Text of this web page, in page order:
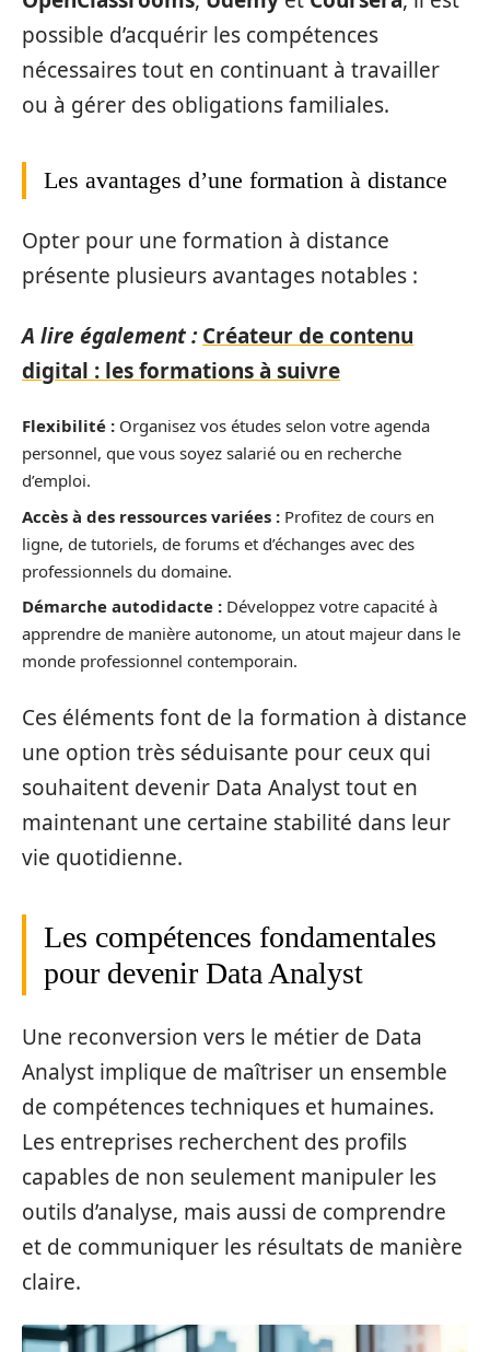
possible d’acquérir les compétences
nécessaires tout en continuant à travailler
ou à gérer des obligations familiales.
Les avantages d’une formation à distance
Opter pour une formation à distance
présente plusieurs avantages notables :
A lire également : Créateur de contenu
digital : les formations à suivre
Flexibilité : Organisez vos études selon votre agenda
personnel, que vous soyez salarié ou en recherche
d’emploi.
Accès à des ressources variées : Profitez de cours en
ligne, de tutoriels, de forums et d’échanges avec des
professionnels du domaine.
Démarche autodidacte : Développez votre capacité à
apprendre de manière autonome, un atout majeur dans le
monde professionnel contemporain.
Ces éléments font de la formation à distance
une option très séduisante pour ceux qui
souhaitent devenir Data Analyst tout en
maintenant une certaine stabilité dans leur
vie quotidienne.
Les compétences fondamentales
pour devenir Data Analyst
Une reconversion vers le métier de Data
Analyst implique de maîtriser un ensemble
de compétences techniques et humaines.
Les entreprises recherchent des profils
capables de non seulement manipuler les
outils d’analyse, mais aussi de comprendre
et de communiquer les résultats de manière
claire.